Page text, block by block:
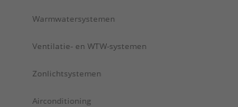
Warmwatersystemen
Ventilatie- en WTW-systemen
Zonlichtsystemen
Airconditioning